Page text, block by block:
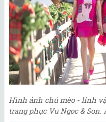
Hình ảnh chú mèo - linh
trang phục Vu Ngoc &